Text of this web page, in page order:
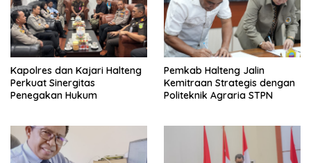
Kapolres dan Kajari Halteng
Perkuat Sinergitas
Penegakan Hukum
Pemkab Halteng Jalin
Kemitraan Strategis dengan
Politeknik Agraria STPN